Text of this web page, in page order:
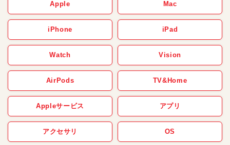
Apple Mac
iPhone iPad
Watch Vision
AirPods TV&Home
Appleサービス アプリ
アクセサリ OS